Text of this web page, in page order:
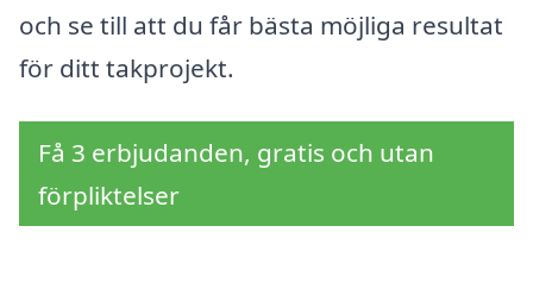
och se till att du får bästa möjliga resultat
för ditt takprojekt.
Få 3 erbjudanden, gratis och utan
förpliktelser